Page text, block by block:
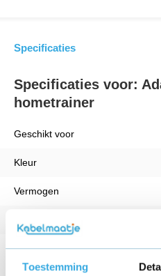
Toestemming
Specificaties
Specificaties voor:
hometrainer
Geschikt voor
Kleur
Vermogen
Voltage